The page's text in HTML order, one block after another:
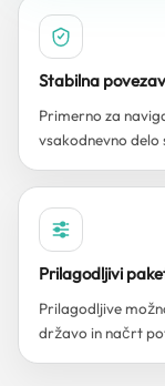
Stabilna
Primerno za
vsakodnevno
Prilagodljivi
Prilagodljive
državo in načrt